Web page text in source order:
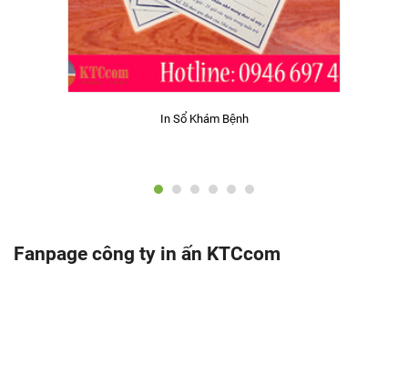
In Sổ Khám Bệnh
Fanpage công ty in ấn KTCcom